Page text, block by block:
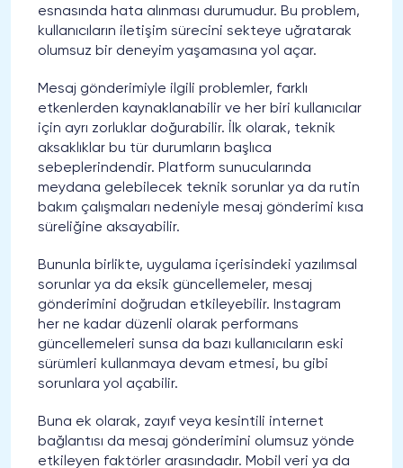
esnasında hata alınması durumudur. Bu problem,
kullanıcıların iletişim sürecini sekteye uğratarak
olumsuz bir deneyim yaşamasına yol açar.
Mesaj gönderimiyle ilgili problemler, farklı
etkenlerden kaynaklanabilir ve her biri kullanıcılar
için ayrı zorluklar doğurabilir. İlk olarak, teknik
aksaklıklar bu tür durumların başlıca
sebeplerindendir. Platform sunucularında
meydana gelebilecek teknik sorunlar ya da rutin
bakım çalışmaları nedeniyle mesaj gönderimi kısa
süreliğine aksayabilir.
Bununla birlikte, uygulama içerisindeki yazılımsal
sorunlar ya da eksik güncellemeler, mesaj
gönderimini doğrudan etkileyebilir. Instagram
her ne kadar düzenli olarak performans
güncellemeleri sunsa da bazı kullanıcıların eski
sürümleri kullanmaya devam etmesi, bu gibi
sorunlara yol açabilir.
Buna ek olarak, zayıf veya kesintili internet
bağlantısı da mesaj gönderimini olumsuz yönde
etkileyen faktörler arasındadır. Mobil veri ya da